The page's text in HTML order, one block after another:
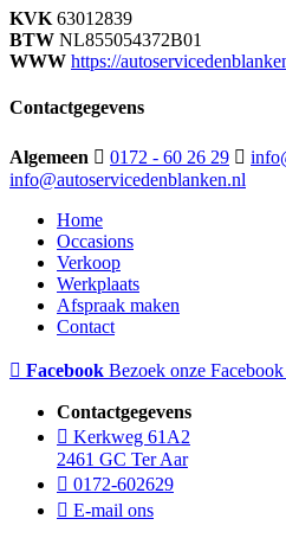
KVK 63012839
BTW NL855054372B01
WWW https://
Contactgegevens
Algemeen 0172 - 60 26 29
info@autoservicedenblanken.nl
Home
Occasions
Verkoop
Werkplaats
Afspraak maken
Contact
Facebook Bezoek onze
Contactgegevens
Kerkweg 61A2
2461 GC Ter Aar
0172-602629
E-mail ons